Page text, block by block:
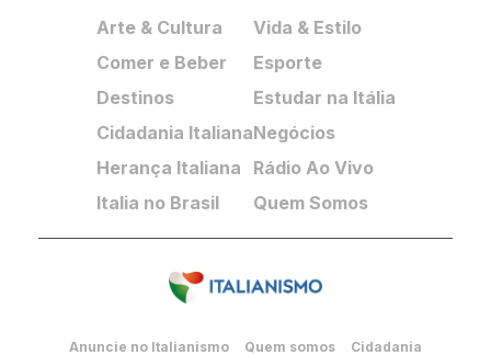
Arte & Cultura
Comer e Beber
Destinos
Cidadania Italiana
Herança Italiana
Italia no Brasil
Vida & Estilo
Esporte
Estudar na Itália
Negócios
Rádio Ao Vivo
Quem Somos
Anuncie no Italianismo Quem somos Cidadania